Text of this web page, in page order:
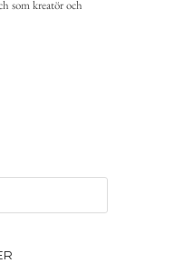
som kreatör och